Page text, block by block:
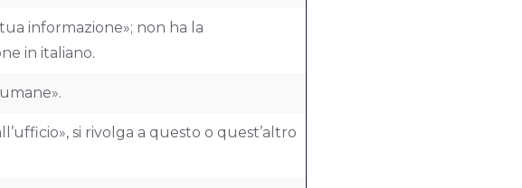
informazione»; non ha la
in italiano.
si rivolga a questo o quest’altro